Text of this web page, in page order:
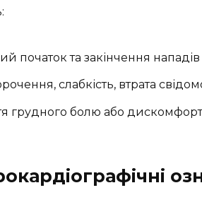
початок та закінчення
слабкість, втрата
грудного болю або